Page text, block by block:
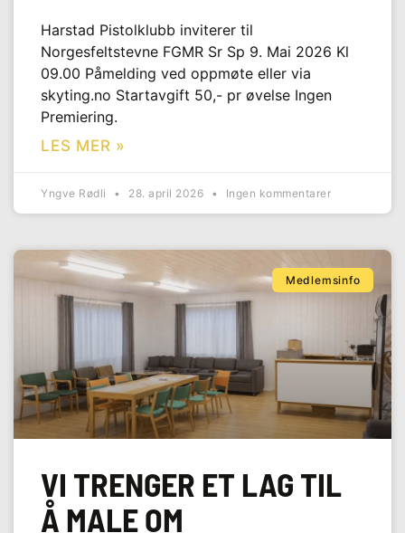
Harstad Pistolklubb inviterer til
Norgesfeltstevne FGMR Sr Sp 9. Mai 2026 Kl
09.00 Påmelding ved oppmøte eller via
skyting.no Startavgift 50,- pr øvelse Ingen
Premiering.
LES MER »
Yngve Rødli 28. april 2026 Ingen kommentarer
Medlemsinfo
VI TRENGER ET LAG TIL
Å MALE OM